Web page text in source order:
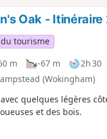
Oak - Itinéraire
tourisme
m -67 m 2h 30
(Wokingham)
quelques légères
et des bois.